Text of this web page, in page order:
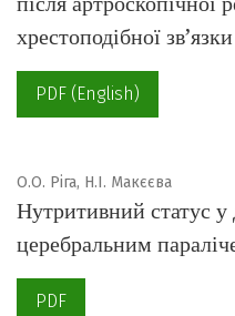
хрестоподібної зв’язки
PDF (English)
О.О. Ріга, Н.І. Макєєва
Нутритивний статус у
церебральним
PDF